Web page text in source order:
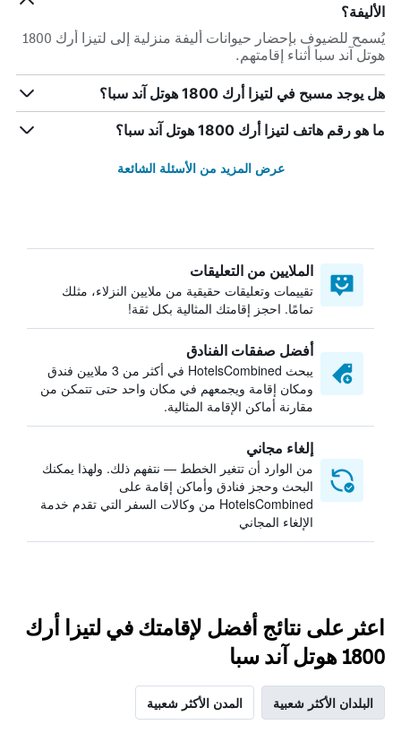
الأليفة؟
يُسمح للضيوف بإحضار حيوانات أليفة منزلية إلى لتيزا أرك 1800
هوتل آند سبا أثناء إقامتهم.
هل يوجد مسبح في لتيزا أرك 1800 هوتل آند سبا؟
ما هو رقم هاتف لتيزا أرك 1800 هوتل آند سبا؟
عرض المزيد من الأسئلة الشائعة
الملايين من التعليقات
تقييمات وتعليقات حقيقية من ملايين النزلاء، مثلك
تمامًا. احجز إقامتك المثالية بكل ثقة!
أفضل صفقات الفنادق
يبحث HotelsCombined في أكثر من 3 ملايين فندق
ومكان إقامة ويجمعهم في مكان واحد حتى تتمكن من
مقارنة أماكن الإقامة المثالية.
إلغاء مجاني
من الوارد أن تتغير الخطط — نتفهم ذلك. ولهذا يمكنك
البحث وحجز فنادق وأماكن إقامة على
HotelsCombined من وكالات السفر التي تقدم خدمة
الإلغاء المجاني
اعثر على نتائج أفضل لإقامتك في لتيزا أرك
1800 هوتل آند سبا
البلدان الأكثر شعبية المدن الأكثر شعبية